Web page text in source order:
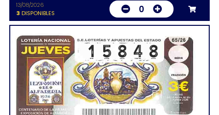
13/08/2026
3 DISPONIBLES 0